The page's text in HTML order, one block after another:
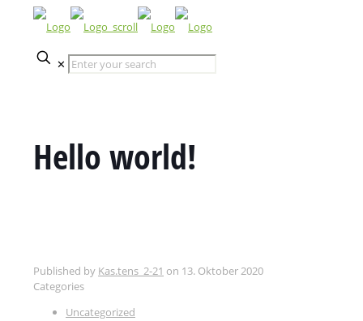
✕
Hello world!
Published by Kas.tens_2-21 on 13. Oktober 2020
Categories
Uncategorized